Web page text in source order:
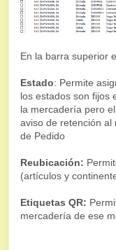
En la barra superior
Estado: Permite
los estados son fijos
la mercadería pero
aviso de retención al
de Pedido
Reubicación:
(artículos y
Etiquetas QR:
mercadería de ese